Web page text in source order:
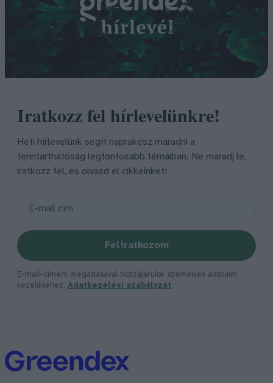
Iratkozz fel hírlevelünkre!
Heti hírlevelünk segít naprakész maradni a
fenntarthatóság legfontosabb témáiban. Ne maradj le,
iratkozz fel, és olvasd el cikkeinket!
Feliratkozom
E-mail-címem megadásával hozzájárulok személyes adataim
kezeléséhez. Adatkezelési szabályzat